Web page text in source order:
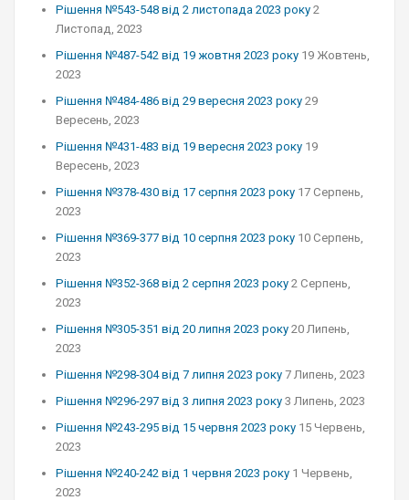
Рішення №543-548 від 2 листопада 2023 року 2
Листопад, 2023
Рішення №487-542 від 19 жовтня 2023 року 19 Жовтень,
2023
Рішення №484-486 від 29 вересня 2023 року 29
Вересень, 2023
Рішення №431-483 від 19 вересня 2023 року 19
Вересень, 2023
Рішення №378-430 від 17 серпня 2023 року 17 Серпень,
2023
Рішення №369-377 від 10 серпня 2023 року 10 Серпень,
2023
Рішення №352-368 від 2 серпня 2023 року 2 Серпень,
2023
Рішення №305-351 від 20 липня 2023 року 20 Липень,
2023
Рішення №298-304 від 7 липня 2023 року 7 Липень, 2023
Рішення №296-297 від 3 липня 2023 року 3 Липень, 2023
Рішення №243-295 від 15 червня 2023 року 15 Червень,
2023
Рішення №240-242 від 1 червня 2023 року 1 Червень,
2023